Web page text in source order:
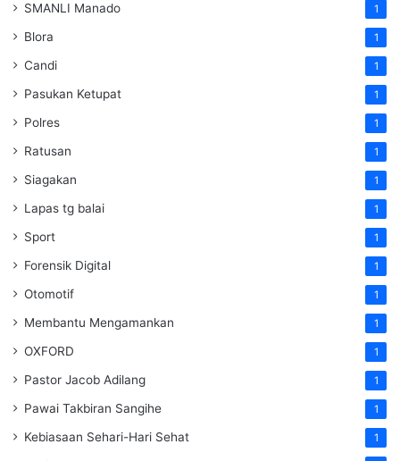
SMANLI Manado 1
Blora 1
Candi 1
Pasukan Ketupat 1
Polres 1
Ratusan 1
Siagakan 1
Lapas tg balai 1
Sport 1
Forensik Digital 1
Otomotif 1
Membantu Mengamankan 1
OXFORD 1
Pastor Jacob Adilang 1
Pawai Takbiran Sangihe 1
Kebiasaan Sehari-Hari Sehat 1